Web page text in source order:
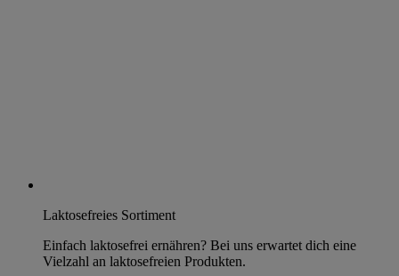
Laktosefreies Sortiment
Einfach laktosefrei ernähren? Bei uns erwartet dich eine
Vielzahl an laktosefreien Produkten.